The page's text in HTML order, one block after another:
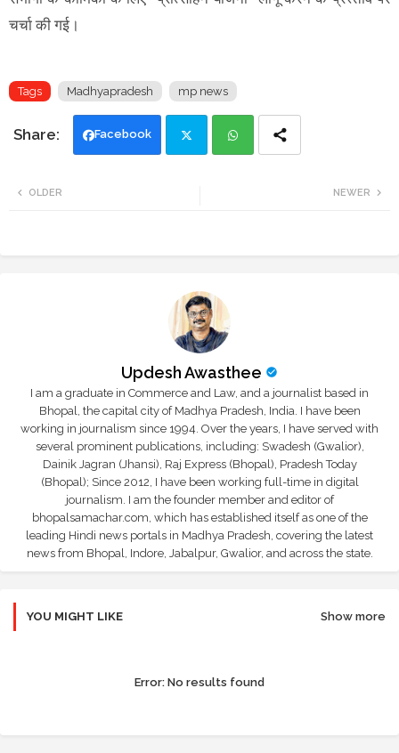
चर्चा की गई।
Tags Madhyapradesh mp news
Facebook
NEWER
OLDER
Updesh Awasthee
I am a graduate in Commerce and Law, and a journalist based in
Bhopal, the capital city of Madhya Pradesh, India. I have been
working in journalism since 1994. Over the years, I have served with
several prominent publications, including: Swadesh (Gwalior),
Dainik Jagran (Jhansi), Raj Express (Bhopal), Pradesh Today
(Bhopal); Since 2012, I have been working full-time in digital
journalism. I am the founder member and editor of
bhopalsamachar.com, which has established itself as one of the
leading Hindi news portals in Madhya Pradesh, covering the latest
news from Bhopal, Indore, Jabalpur, Gwalior, and across the state.
YOU MIGHT LIKE Show more
Error: No results found